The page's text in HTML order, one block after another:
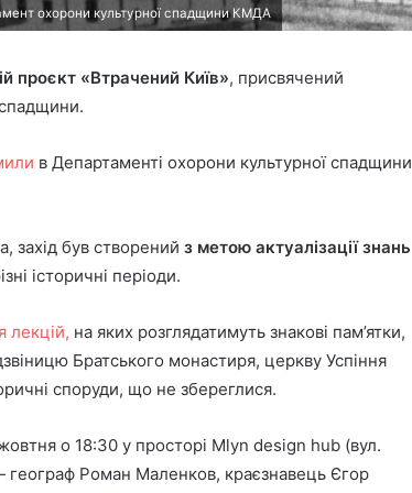
охорони культурної спадщини КМДА
проєкт «Втрачений Київ», присвячений
в Департаменті охорони культурної спадщини
захід був створений з метою актуалізації знань
історичні періоди.
лекцій, на яких розглядатимуть знакові пам’ятки,
Братського монастиря, церкву Успіння
споруди, що не збереглися.
о 18:30 у просторі Mlyn design hub (вул.
Роман Маленков, краєзнавець Єгор